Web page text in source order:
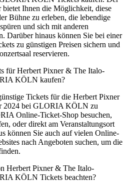
Ihnen die Möglichkeit, diese
Bühne zu erleben, die lebendige
und sich mit anderen
Darüber hinaus können Sie bei einer
zu günstigen Preisen sichern und
reservieren.
für Herbert Pixner & The Italo-
KÖLN kaufen?
Tickets für die Herbert Pixner
2024 bei GLORIA KÖLN zu
Online-Ticket-Shop besuchen,
oder direkt am Veranstaltungsort
können Sie auch auf vielen Online-
nach Angeboten suchen, um die
Herbert Pixner & The Italo-
KÖLN Tickets beachten?